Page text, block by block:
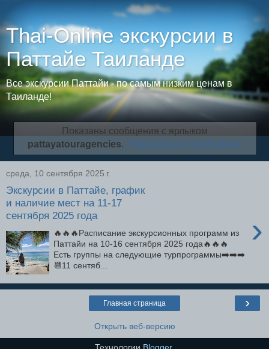
Thai-Online экскурсии в
Паттайе Таиланде
Все экскурсии Паттайи - по самым низким ценам в
Таиланде!
Показаны сообщения с ярлыком
pattayatouragencies. Показать все сообщения
среда, 10 сентября 2025 г.
Экскурсии в Паттайе, график
и наличие мест на 11-17
сентября 2025 года
›
🔥🔥🔥Расписание экскурсионных программ из
Паттайи на 10-16 сентября 2025 года🔥🔥🔥
Есть группы на следующие турпрограммы➡️➡️➡️
📆11 сентяб...
›
Главная страница
Открыть веб-версию
Технологии Blogger.